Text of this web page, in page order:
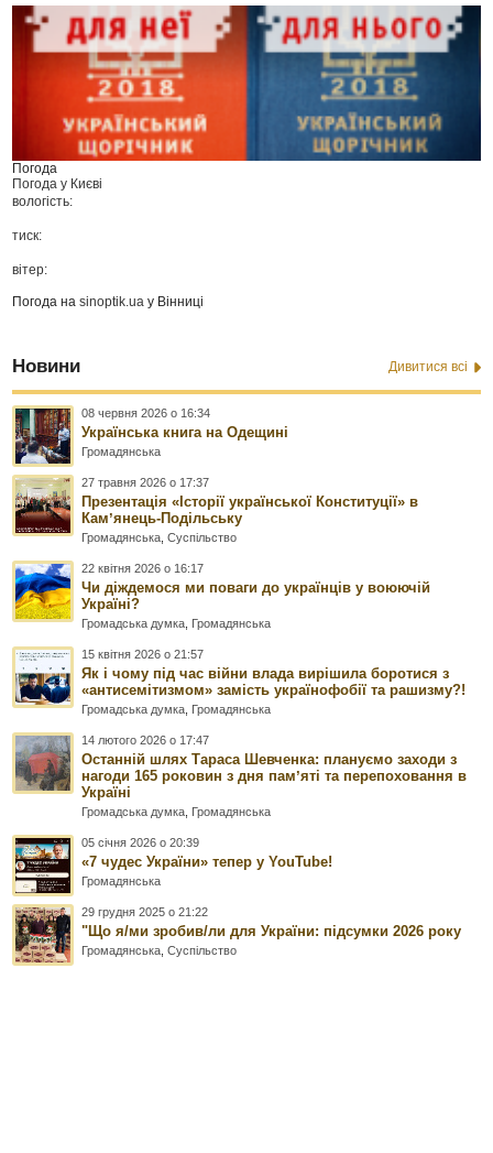
Погода
Погода у Києві
вологість:
тиск:
вітер:
Погода наsinoptik.ua у Вінниці
Новини Дивитися всі
08 червня 2026 о 16:34
Українська книга на Одещині
Громадянська
27 травня 2026 о 17:37
Презентація «Історії української Конституції» в
Камʼянець-Подільську
Громадянська ,Суспільство
22 квітня 2026 о 16:17
Чи діждемося ми поваги до українців у воюючій
Україні?
Громадська думка Громадянська
15 квітня 2026 о 21:57
Як і чому під час війни влада вирішила боротися з
«антисемітизмом» замість українофобії та рашизму?!
Громадська думка Громадянська
14 лютого 2026 о 17:47
Останній шлях Тараса Шевченка: плануємо заходи з
нагоди 165 роковин з дня памʼяті та перепоховання в
Україні
Громадська думка Громадянська
05 січня 2026 о 20:39
«7 чудес України» тепер у YouTube!
Громадянська
29 грудня 2025 о 21:22
"Що я/ми зробив/ли для України: підсумки 2026 року
Громадянська ,Суспільство